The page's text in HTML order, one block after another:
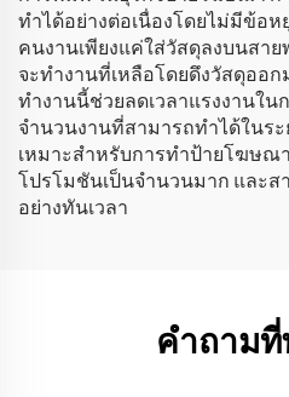
ทำได้อย่างต่อเนื่องโดยไม่มีข้อห
คนงานเพียงแค่ใส่วัสดุลงบนสาย
จะทำงานที่เหลือโดยดึงวัสดุออ
ทำงานนี้ช่วยลดเวลาแรงงานใน
จำนวนงานที่สามารถทำได้ในร
เหมาะสำหรับการทำป้ายโฆษณ
โปรโมชันเป็นจำนวนมาก และส
อย่างทันเวลา
คำถาม